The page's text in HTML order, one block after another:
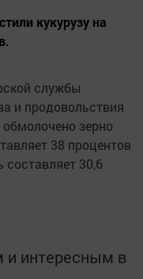
кукурузу на
службы
и продовольствия
зерно
38 процентов
30,6
интересным в